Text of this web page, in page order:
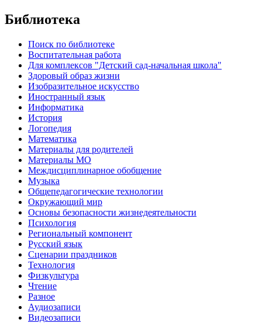
Библиотека
Поиск по библиотеке
Воспитательная работа
Для комплексов "Детский сад-начальная школа"
Здоровый образ жизни
Изобразительное искусство
Иностранный язык
Информатика
История
Логопедия
Математика
Материалы для родителей
Материалы МО
Междисциплинарное обобщение
Музыка
Общепедагогические технологии
Окружающий мир
Основы безопасности жизнедеятельности
Психология
Региональный компонент
Русский язык
Сценарии праздников
Технология
Физкультура
Чтение
Разное
Аудиозаписи
Видеозаписи